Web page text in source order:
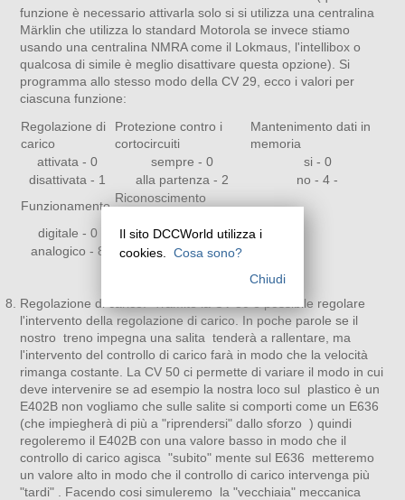
funzione è necessario attivarla solo si si utilizza una centralina
Märklin che utilizza lo standard Motorola se invece stiamo
usando una centralina NMRA come il Lokmaus, l'intellibox o
qualcosa di simile è meglio disattivare questa opzione). Si
programma allo stesso modo della CV 29, ecco i valori per
ciascuna funzione:
Regolazione di
carico
Protezione contro i
cortocircuiti
Mantenimento dati in
memoria
attivata - 0
sempre - 0
si - 0
disattivata - 1
alla partenza - 2
no - 4 -
Funzionamento
Riconoscimento
digitale - 0
attivato - 0
analogico - 8
disattivato - 16
Regolazione di carico. Tramite la CV 50 è possibile regolare
l'intervento della regolazione di carico. In poche parole se il
nostro treno impegna una salita tenderà a rallentare, ma
l'intervento del controllo di carico farà in modo che la velocità
rimanga costante. La CV 50 ci permette di variare il modo in cui
deve intervenire se ad esempio la nostra loco sul plastico è un
E402B non vogliamo che sulle salite si comporti come un E636
(che impiegherà di più a "riprendersi" dallo sforzo ) quindi
regoleremo il E402B con una valore basso in modo che il
controllo di carico agisca "subito" mente sul E636 metteremo
un valore alto in modo che il controllo di carico intervenga più
"tardi" . Facendo cosi simuleremo la "vecchiaia" meccanica
Il sito DCCWorld utilizza i
cookies.
Cosa sono?
Chiudi